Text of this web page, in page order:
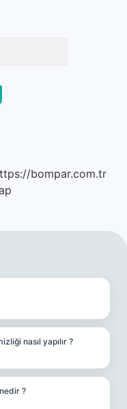
bompar.com.tr
nasıl yapılır ?
?